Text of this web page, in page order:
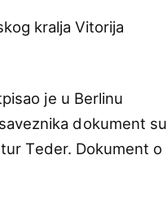
kralja Vitorija
je u Berlinu
dokument su
Teder. Dokument o